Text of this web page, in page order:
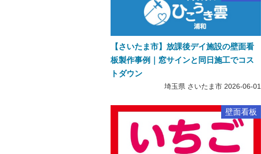
【さいたま市】放課後デイ施設の壁面看
板製作事例｜窓サインと同日施工でコス
トダウン
埼玉県 さいたま市 2026-06-01
壁面看板